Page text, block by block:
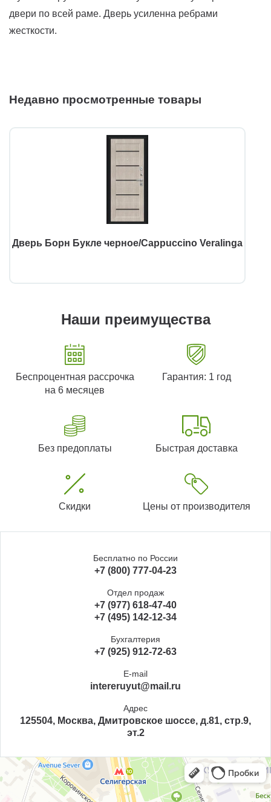
двери по всей раме. Дверь усиленна ребрами
жесткости.
Недавно просмотренные товары
Дверь Борн Букле черное/Cappuccino Veralinga
Наши преимущества
Беспроцентная рассрочка
на 6 месяцев
Гарантия: 1 год
Без предоплаты Быстрая доставка
Скидки Цены от производителя
Бесплатно по России
+7 (800) 777-04-23
Отдел продаж
+7 (977) 618-47-40
+7 (495) 142-12-34
Бухгалтерия
+7 (925) 912-72-63
E-mail
intereruyut@mail.ru
Адрес
125504, Москва, Дмитровское шоссе, д.81, стр.9,
эт.2